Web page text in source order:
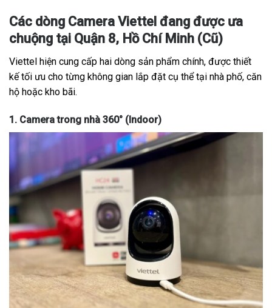
Các dòng Camera Viettel đang được ưa
chuộng tại Quận 8, Hồ Chí Minh (Cũ)
Viettel hiện cung cấp hai dòng sản phẩm chính, được thiết
kế tối ưu cho từng không gian lắp đặt cụ thể tại nhà phố, căn
hộ hoặc kho bãi.
1. Camera trong nhà 360° (Indoor)